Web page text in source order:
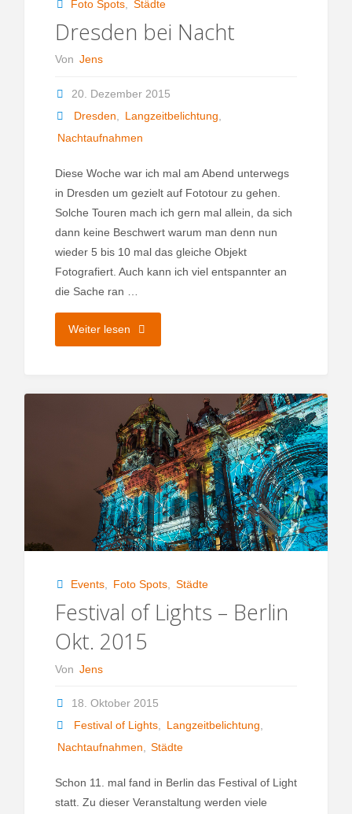
Foto Spots, Städte
Dresden bei Nacht
Von Jens
20. Dezember 2015
Dresden
Langzeitbelichtung
Nachtaufnahmen
Diese Woche war ich mal am Abend unterwegs
in Dresden um gezielt auf Fototour zu gehen.
Solche Touren mach ich gern mal allein, da sich
dann keine Beschwert warum man denn nun
wieder 5 bis 10 mal das gleiche Objekt
Fotografiert. Auch kann ich viel entspannter an
die Sache ran …
Weiter lesen"Dresden
Nacht"
Events, Foto Spots, Städte
Festival of Lights – Berlin
Okt. 2015
Von Jens
18. Oktober 2015
Festival of Lights, Langzeitbelichtung
Nachtaufnahmen
Städte
Schon 11. mal fand in Berlin das Festival of Light
statt. Zu dieser Veranstaltung werden viele